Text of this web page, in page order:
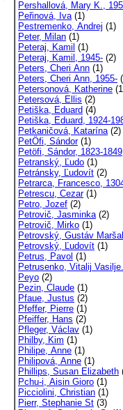
Pershallová, Mary K.,
Peřinová, Iva(1)
Pestremenko, Andrej (1)
Peter, Milan (1)
Peteraj, Kamil (1)
Peteraj, Kamil, 1945- (2)
Peters, Cheri Ann (1)
Peters, Cheri Ann, 1955-
Petersonová, Katherine
Petersová, Ellis (2)
Petiška, Eduard (4)
Petiška, Eduard, 1924-
Petkaničová, Katarína(2)
PetÖfi, Sándor(1)
Petöfi, Sándor, 1823-1849
Petranský, Ľudo (1)
Petránsky, Ľudovít (2)
Petrarca, Francesco,
Petrescu, Cezar(1)
Petro, Jozef (2)
Petrovič, Jasminka(2)
Petrovič, Mirko (1)
Petrovský, Gustáv
Petrovský, Ľudovít (1)
Petrus, Pavol (1)
Petrusenko, Vitalij
Peyo (2)
Pezin, Claude (1)
Pfaue, Justus (2)
Pfeffer, Pierre (1)
Pfeiffer, Hans (2)
Pfleger, Václav (1)
Philby, Kim (1)
Philipe, Anne (1)
Philipová, Anne (1)
Phillips, Susan Elizabeth
Pchu-i, Aisin Gioro (1)
Picciolini, Christian (1)
Pierr, Stephanie St (3)